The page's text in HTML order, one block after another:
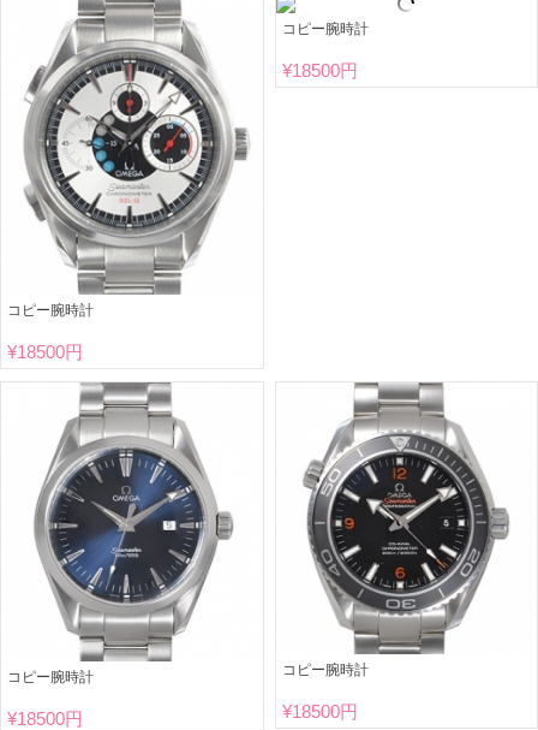
コピー腕時計
¥18500円
コピー腕時計
¥18500円
コピー腕時計
¥18500円
コピー腕時計
¥18500円